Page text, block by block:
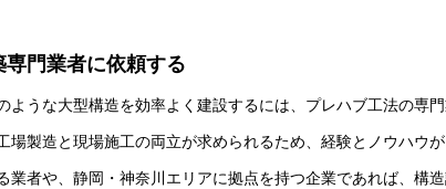
専門業者に依頼する
ような大型構造を効率よく建設するには、プレハブ工法の専
場製造と現場施工の両立が求められるため、経験とノウハウが
業者や、静岡・神奈川エリアに拠点を持つ企業であれば、構